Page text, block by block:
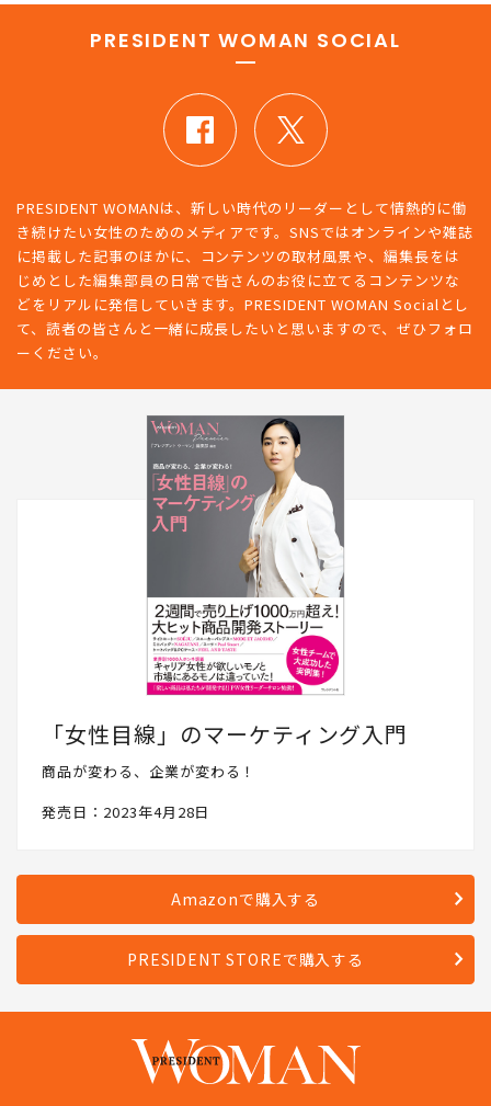
PRESIDENT WOMAN SOCIAL
PRESIDENT WOMANは、新しい時代のリーダーとして情熱的に働
き続けたい女性のためのメディアです。SNSではオンラインや雑誌
に掲載した記事のほかに、コンテンツの取材風景や、編集長をは
じめとした編集部員の日常で皆さんのお役に立てるコンテンツな
どをリアルに発信していきます。PRESIDENT WOMAN Socialとし
て、読者の皆さんと一緒に成長したいと思いますので、ぜひフォロ
ーください。
「女性目線」のマーケティング入門
商品が変わる、企業が変わる！
発売日：2023年4月28日
Amazonで購入する
PRESIDENT STOREで購入する